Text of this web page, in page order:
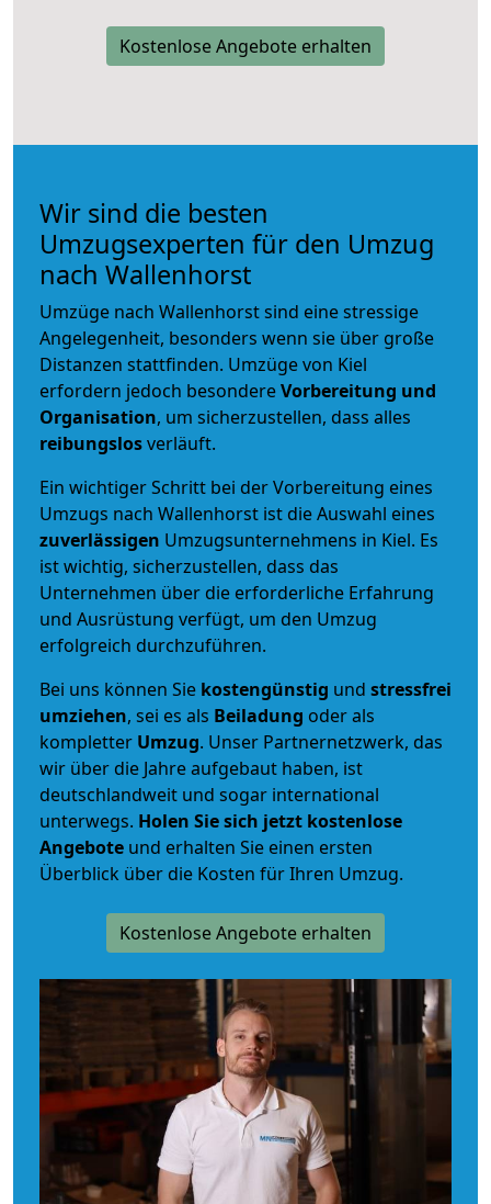
Kostenlose Angebote erhalten
Wir sind die besten
Umzugsexperten für den Umzug
nach Wallenhorst
Umzüge nach Wallenhorst sind eine stressige
Angelegenheit, besonders wenn sie über große
Distanzen stattfinden. Umzüge von Kiel
erfordern jedoch besondereVorbereitung und
Organisation, um sicherzustellen, dass alles
reibungslosverläuft.
Ein wichtiger Schritt bei der Vorbereitung eines
Umzugs nach Wallenhorst ist die Auswahl eines
zuverlässigen Umzugsunternehmens in Kiel. Es
ist wichtig, sicherzustellen, dass das
Unternehmen über die erforderliche Erfahrung
und Ausrüstung verfügt, um den Umzug
erfolgreich durchzuführen.
Bei uns können Sie kostengünstig und stressfrei
umziehen, sei es als Beiladung oder als
kompletter Umzug. Unser Partnernetzwerk, das
wir über die Jahre aufgebaut haben, ist
deutschlandweit und sogar international
unterwegs. Holen Sie sich jetzt kostenlose
Angebote und erhalten Sie einen ersten
Überblick über die Kosten für Ihren Umzug.
Kostenlose Angebote erhalten